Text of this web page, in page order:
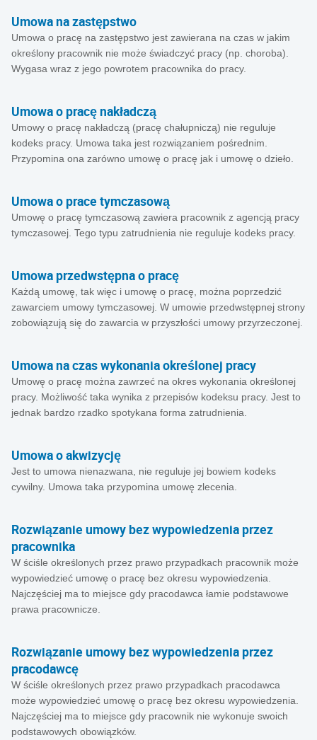
Umowa na zastępstwo
Umowa o pracę na zastępstwo jest zawierana na czas w jakim
określony pracownik nie może świadczyć pracy (np. choroba).
Wygasa wraz z jego powrotem pracownika do pracy.
Umowa o pracę nakładczą
Umowy o pracę nakładczą (pracę chałupniczą) nie reguluje
kodeks pracy. Umowa taka jest rozwiązaniem pośrednim.
Przypomina ona zarówno umowę o pracę jak i umowę o dzieło.
Umowa o prace tymczasową
Umowę o pracę tymczasową zawiera pracownik z agencją pracy
tymczasowej. Tego typu zatrudnienia nie reguluje kodeks pracy.
Umowa przedwstępna o pracę
Każdą umowę, tak więc i umowę o pracę, można poprzedzić
zawarciem umowy tymczasowej. W umowie przedwstępnej strony
zobowiązują się do zawarcia w przyszłości umowy przyrzeczonej.
Umowa na czas wykonania określonej pracy
Umowę o pracę można zawrzeć na okres wykonania określonej
pracy. Możliwość taka wynika z przepisów kodeksu pracy. Jest to
jednak bardzo rzadko spotykana forma zatrudnienia.
Umowa o akwizycję
Jest to umowa nienazwana, nie reguluje jej bowiem kodeks
cywilny. Umowa taka przypomina umowę zlecenia.
Rozwiązanie umowy bez wypowiedzenia przez
pracownika
W ściśle określonych przez prawo przypadkach pracownik może
wypowiedzieć umowę o pracę bez okresu wypowiedzenia.
Najczęściej ma to miejsce gdy pracodawca łamie podstawowe
prawa pracownicze.
Rozwiązanie umowy bez wypowiedzenia przez
pracodawcę
W ściśle określonych przez prawo przypadkach pracodawca
może wypowiedzieć umowę o pracę bez okresu wypowiedzenia.
Najczęściej ma to miejsce gdy pracownik nie wykonuje swoich
podstawowych obowiązków.